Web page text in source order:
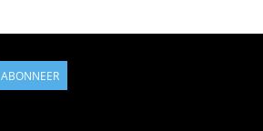
ABONNEER